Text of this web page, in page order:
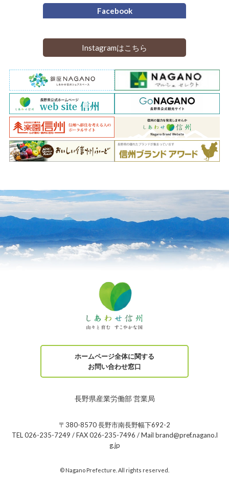
Facebook
Instagramはこちら
ホームページ全体に関する
お問い合わせ窓口
長野県産業労働部 営業局
〒380-8570 長野市南長野幅下692-2
TEL 026-235-7249 / FAX 026-235-7496 / Mail brand@pref.nagano.l
g.jp
© Nagano Prefecture. All rights reserved.